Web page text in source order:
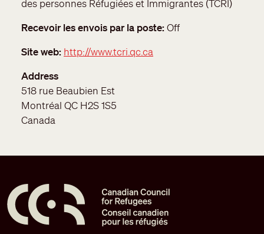
des personnes Réfugiées et Immigrantes (TCRI)
Recevoir les envois par la poste Off
Site web http://www.tcri.qc.ca
Address
518 rue Beaubien Est
Montréal QC H2S 1S5
Canada